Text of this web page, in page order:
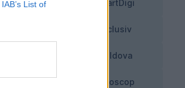
IAB’s List of
SmartDigi
Exclusiv
Moldova
Horoscop